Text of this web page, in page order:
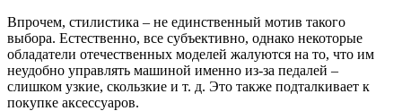
Впрочем, стилистика – не единственный мотив такого
выбора. Естественно, все субъективно, однако некоторые
обладатели отечественных моделей жалуются на то, что им
неудобно управлять машиной именно из-за педалей –
слишком узкие, скользкие и т. д. Это также подталкивает к
покупке аксессуаров.